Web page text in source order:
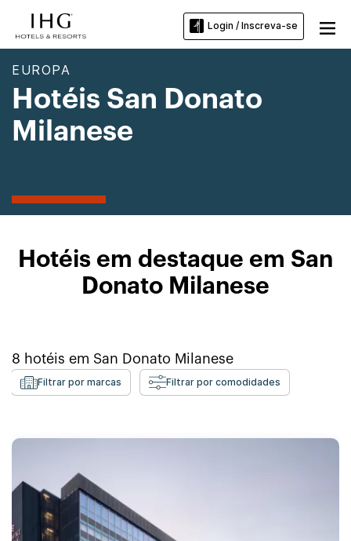
Login / Inscreva-se
EUROPA
Hotéis San Donato
Milanese
Hotéis em destaque em San
Donato Milanese
8 hotéis em San Donato Milanese
Filtrar por marcas Filtrar por comodidades